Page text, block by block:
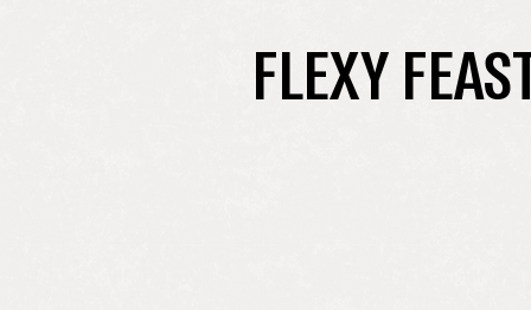
FLEXY